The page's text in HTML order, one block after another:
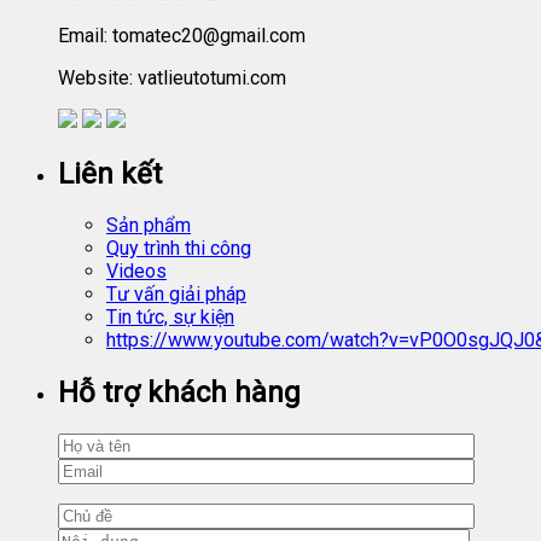
Email: tomatec20@gmail.com
Website: vatlieutotumi.com
Liên kết
Sản phẩm
Quy trình thi công
Videos
Tư vấn giải pháp
Tin tức, sự kiện
https://www.youtube.com/
Hỗ trợ khách hàng